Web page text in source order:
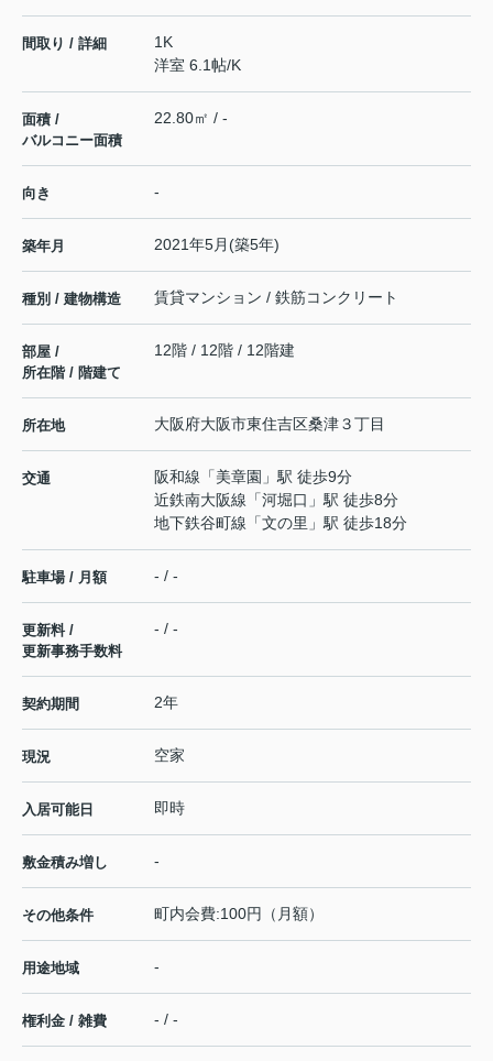
間取り / 詳細
1K
洋室 6.1帖/K
面積 /
バルコニー面積
22.80㎡ / -
向き -
築年月 2021年5月(築5年)
種別 / 建物構造 賃貸マンション / 鉄筋コンクリート
部屋 /
所在階 / 階建て
12階 / 12階 / 12階建
所在地 大阪府大阪市東住吉区桑津３丁目
交通 阪和線 「美章園 」駅 徒歩9分
近鉄南大阪線 「河堀口 」駅 徒歩8分
地下鉄谷町線 「文の里 」駅 徒歩18分
駐車場 / 月額 - / -
更新料 /
更新事務手数料
- / -
契約期間 2年
現況 空家
入居可能日 即時
敷金積み増し -
その他条件 町内会費:100円（月額）
用途地域 -
権利金 / 雑費 - / -